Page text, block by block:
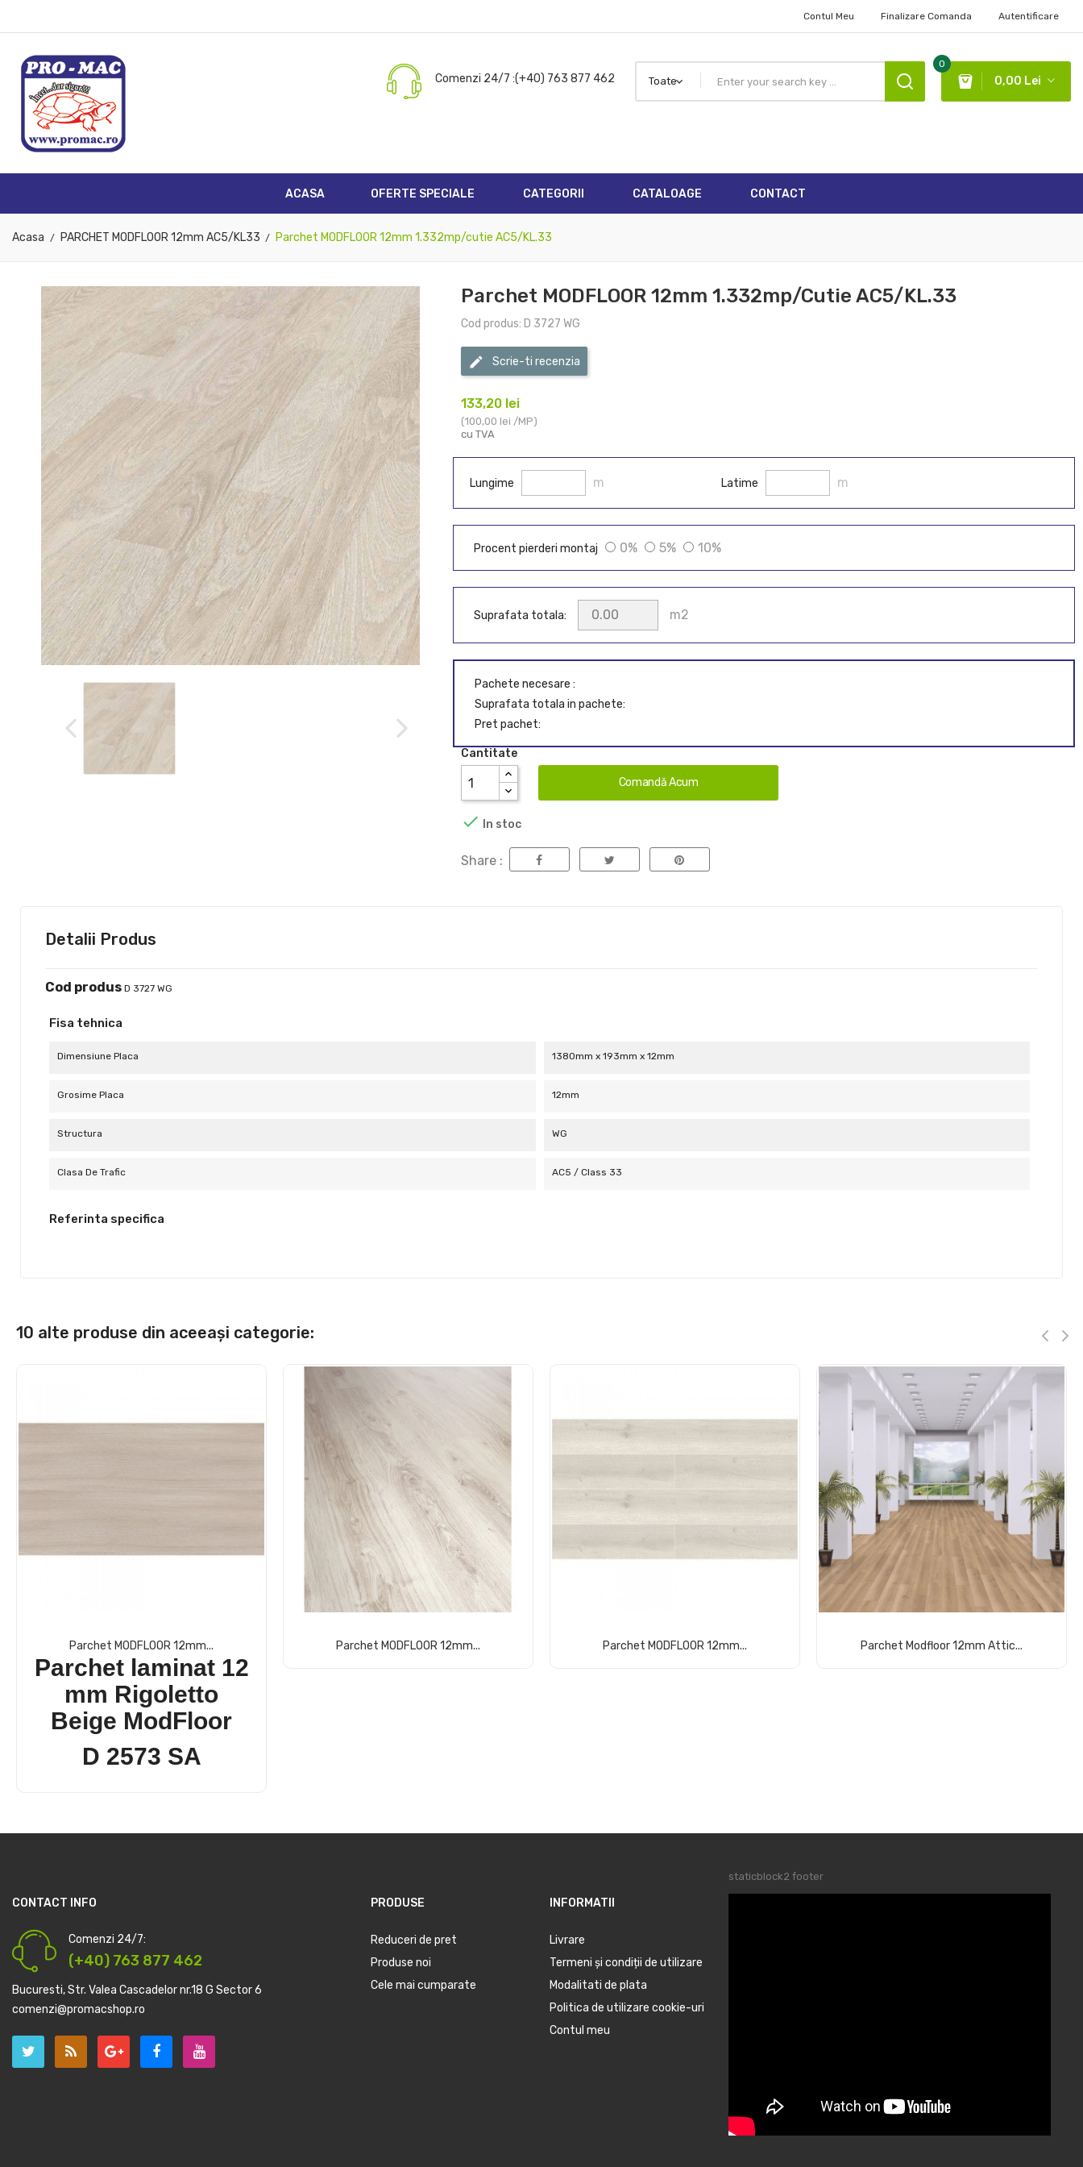
((cancelText)) ((createText))
You need to be logged in to save products in your wishlist.
Contul Meu Finalizare Comanda Autentificare
0
0,00 Lei
Comenzi 24/7 :(+40) 763 877 462
ACASA OFERTE SPECIALE CATEGORII CATALOAGE CONTACT
Acasa PARCHET MODFLOOR 12mm AC5/KL33 Parchet MODFLOOR 12mm 1.332mp/cutie AC5/KL.33
Parchet MODFLOOR 12mm 1.332mp/cutie AC5/KL.33
Cod produs: D 3727 WG
Scrie-ti recenzia
133,20 lei
(100,00 lei /MP)
cu TVA
Lungime m Latime m
Procent pierderi montaj 0% 5% 10%
Suprafata totala: m2
Pachete necesare :
Suprafata totala in pachete:
Pret pachet:
Cantitate
Comandă Acum
 In stoc
Share :
Detalii Produs
Cod produs D 3727 WG
Fisa tehnica
Dimensiune Placa 1380mm x 193mm x 12mm
Grosime Placa 12mm
Structura WG
Clasa De Trafic AC5 / Class 33
Referinta specifica
10 alte produse din aceeași categorie:
Parchet MODFLOOR 12mm...
Parchet laminat 12
mm Rigoletto
Beige ModFloor
D 2573 SA
Parchet MODFLOOR 12mm... Parchet MODFLOOR 12mm... Parchet Modfloor 12mm Attic...
CONTACT INFO
Comenzi 24/7:
(+40) 763 877 462
Bucuresti, Str. Valea Cascadelor nr.18 G Sector 6
comenzi@promacshop.ro
PRODUSE
Reduceri de pret
Produse noi
Cele mai cumparate
INFORMATII
Livrare
Termeni și condiții de utilizare
Modalitati de plata
Politica de utilizare cookie-uri
Contul meu
staticblock2 footer